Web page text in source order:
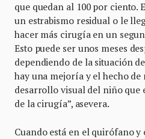
que quedan al 100 por ciento.
un estrabismo residual o le
hacer más cirugía en un
Esto puede ser unos meses
dependiendo de la situación
hay una mejoría y el hecho de
desarrollo visual del niño que
de la cirugía”, asevera.
Cuando está en el quirófano